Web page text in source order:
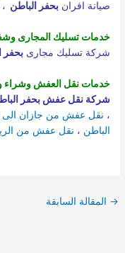
صيانة افرانبحفر الباطن ،
خدمات تسليك المجارى
شركة تسليك مجارىبحفر
خدمات نقل العفش وشراء
شركة نقل عفش بحفر
، نقل عفش من جازان الى
الباطن ، نقل عفش من
→ المقالة السابقة